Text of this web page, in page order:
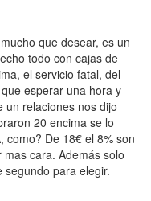
que desear, es un
todo con cajas de
el servicio fatal, del
esperar una hora y
un relaciones nos dijo
20 encima se lo
como? De 18€ el 8% son
cara. Además solo
segundo para elegir.